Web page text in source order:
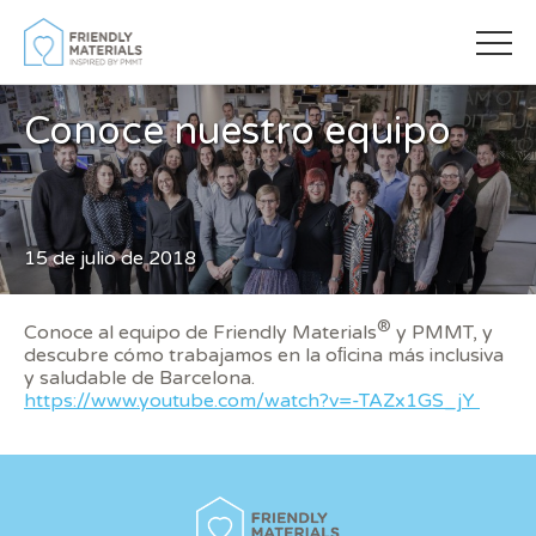
Conoce nuestro equipo
15 de julio de 2018
Conoce al equipo de Friendly Materials® y PMMT, y
descubre cómo trabajamos en la oﬁcina más inclusiva
y saludable de Barcelona.
https://www.youtube.com/watch?v=-TAZx1GS_jY
Modificar cookies
Técnicas y funcionales
Siempre activas
Este sitio web utiliza Cookies propias para recopilar
impedir que sean instaladas en su disco duro, aunque
deberá tener en cuenta que dicha acción podrá ocasionar